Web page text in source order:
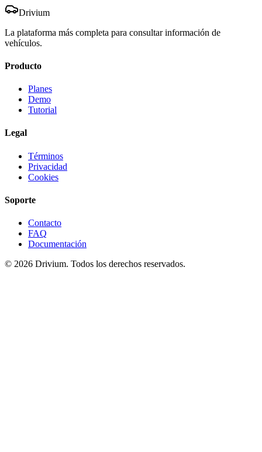
Drivium
La plataforma más completa para consultar información de
vehículos.
Producto
Planes
Demo
Tutorial
Legal
Términos
Privacidad
Cookies
Soporte
Contacto
FAQ
Documentación
© 2026 Drivium. Todos los derechos reservados.